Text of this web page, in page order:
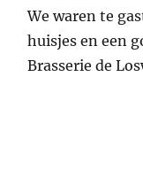
We waren te
huisjes en een
Brasserie de